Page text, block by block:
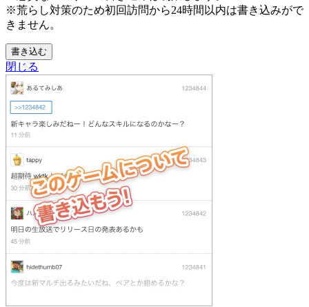
※荒らし対策のため初回訪問から24時間以内は書き込みがで
きません。
書き込む
閉じる